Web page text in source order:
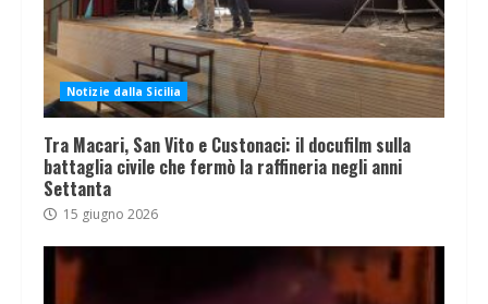
Notizie dalla Sicilia
Tra Macari, San Vito e Custonaci: il docufilm sulla
battaglia civile che fermò la raffineria negli anni
Settanta
15 giugno 2026